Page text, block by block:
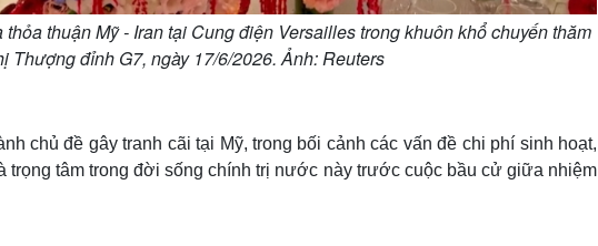
thuận Mỹ - Iran tại Cung điện Versailles trong khuôn khổ chuyến thăm
Thượng đỉnh G7, ngày 17/6/2026. Ảnh: Reuters
chủ đề gây tranh cãi tại Mỹ, trong bối cảnh các vấn đề chi phí sinh hoạt,
trọng tâm trong đời sống chính trị nước này trước cuộc bầu cử giữa nhiệm